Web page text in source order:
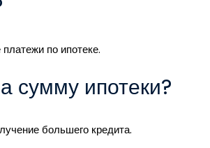
по ипотеке.
сумму ипотеки?
большего кредита.